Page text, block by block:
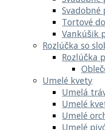
Svadobné
Tortové
Vankúšik
Rozlúčka so
Rozlúčka
Umelé kvety
Umelá
Umelé
Umelé
Umelé